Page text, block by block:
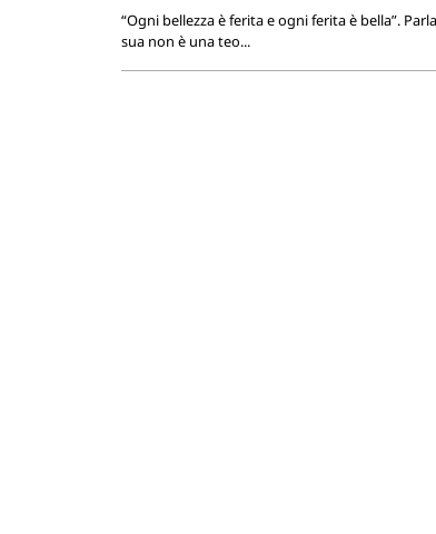
“Ogni bellezza è ferita e ogni ferita è bella”.
sua non è una teo...